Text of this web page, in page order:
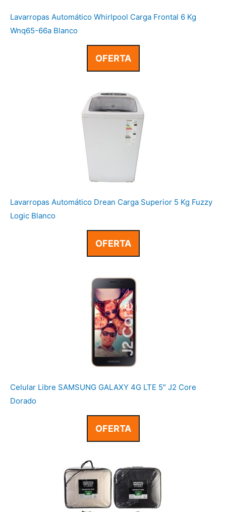
Lavarropas Automático Whirlpool Carga Frontal 6 Kg
Wnq65-66a Blanco
OFERTA
Lavarropas Automático Drean Carga Superior 5 Kg Fuzzy
Logic Blanco
OFERTA
Celular Libre SAMSUNG GALAXY 4G LTE 5″ J2 Core
Dorado
OFERTA